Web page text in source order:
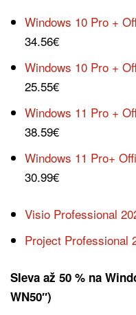
Windows 10 Pro +
34.56€
Windows 10 Pro +
25.55€
Windows 11 Pro +
38.59€
Windows 11 Pro+
30.99€
Visio Professional
Project Professional
Sleva až 50 % na
WN50″)